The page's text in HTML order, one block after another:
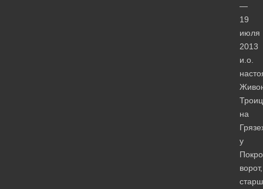
—
19
июля
2013
и.о.
на
у
ворот,